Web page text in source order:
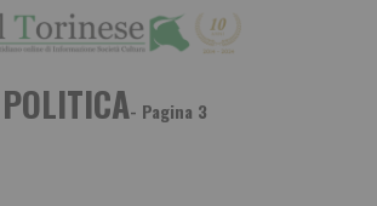
POLITICA- Pagina 3